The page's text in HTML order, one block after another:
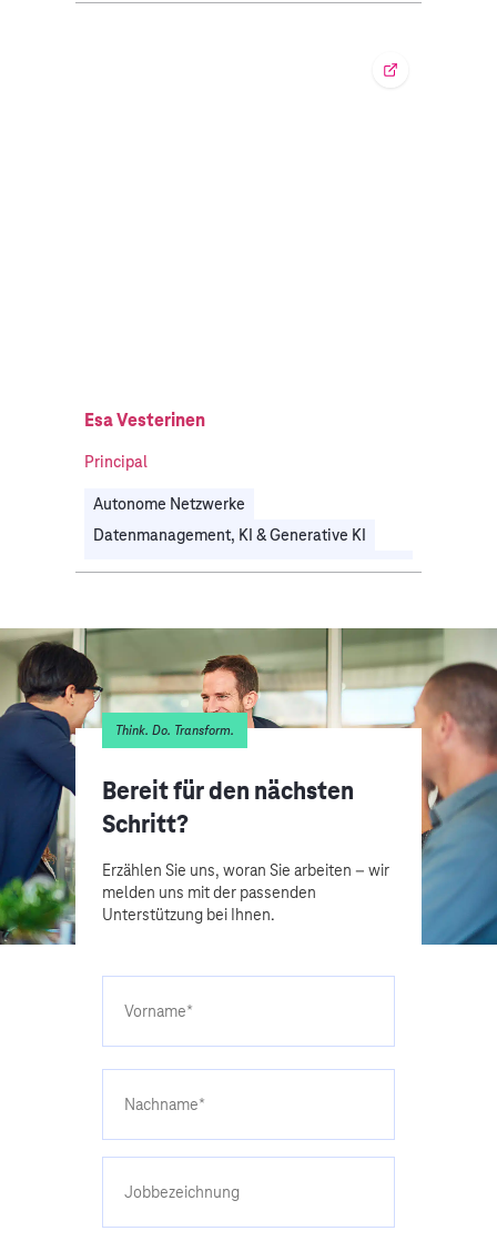
Esa Vesterinen
Principal
Autonome Netzwerke
Datenmanagement, KI & Generative KI
Unternehmens- & Digitalstrategie
Telekommunikation
Think. Do. Transform.
Bereit für den nächsten
Schritt?
Erzählen Sie uns, woran Sie arbeiten – wir
melden uns mit der passenden
Unterstützung bei Ihnen.